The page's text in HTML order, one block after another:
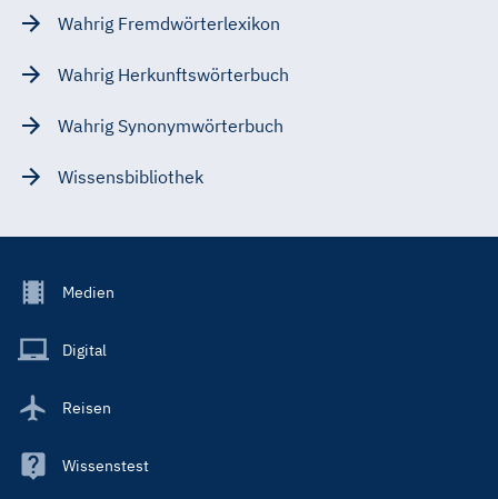
Wahrig Fremdwörterlexikon
Wahrig Herkunftswörterbuch
Wahrig Synonymwörterbuch
Wissensbibliothek
Footer
Main
Medien
Digital
Reisen
Wissenstest